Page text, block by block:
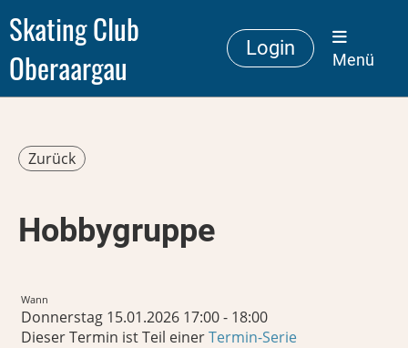
Skating Club
Oberaargau
Login
Menü
Zurück
Hobbygruppe
Wann
Donnerstag 15.01.2026 17:00 - 18:00
Dieser Termin ist Teil einerTermin-Serie